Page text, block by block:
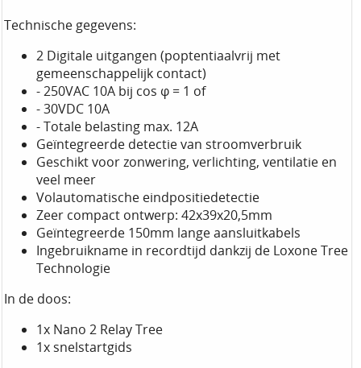
Technische gegevens:
2 Digitale uitgangen (poptentiaalvrij met
gemeenschappelijk contact)
- 250VAC 10A bij cos φ = 1 of
- 30VDC 10A
- Totale belasting max. 12A
Geïntegreerde detectie van stroomverbruik
Geschikt voor zonwering, verlichting, ventilatie en
veel meer
Volautomatische eindpositiedetectie
Zeer compact ontwerp: 42x39x20,5mm
Geïntegreerde 150mm lange aansluitkabels
Ingebruikname in recordtijd dankzij de Loxone Tree
Technologie
In de doos:
1x Nano 2 Relay Tree
1x snelstartgids